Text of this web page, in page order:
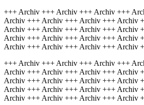
+++ Archiv +++ Archiv +++ Archiv +++
Archiv +++ Archiv +++ Archiv +++ Archiv
Archiv +++ Archiv +++ Archiv +++ Archiv
Archiv +++ Archiv +++ Archiv +++ Archiv
Archiv +++ Archiv +++ Archiv +++ Archiv
+++ Archiv +++ Archiv +++ Archiv +++
Archiv +++ Archiv +++ Archiv +++ Archiv
Archiv +++ Archiv +++ Archiv +++ Archiv
Archiv +++ Archiv +++ Archiv +++ Archiv
Archiv +++ Archiv +++ Archiv +++ Archiv